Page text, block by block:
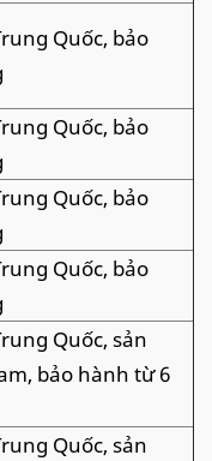
Quốc, bảo
Quốc, bảo
Quốc, bảo
Quốc, bảo
Quốc, sản
bảo hành từ 6
Quốc, sản